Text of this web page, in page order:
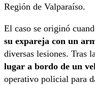
Región de Valparaíso.
El caso se originó
su expareja con un
diversas lesiones. Tras
lugar a bordo de un
operativo policial para